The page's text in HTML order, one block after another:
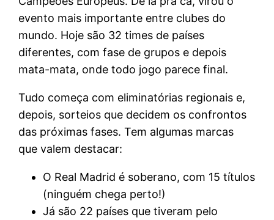
evento mais importante entre clubes do
mundo. Hoje são 32 times de países
diferentes, com fase de grupos e depois
mata-mata, onde todo jogo parece final.
Tudo começa com eliminatórias regionais e,
depois, sorteios que decidem os confrontos
das próximas fases. Tem algumas marcas
que valem destacar:
O Real Madrid é soberano, com 15 títulos
(ninguém chega perto!)
Já são 22 países que tiveram pelo